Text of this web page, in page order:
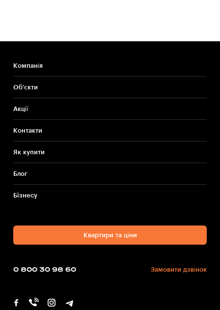
Компанія
Об'єкти
Акції
Контакти
Як купити
Блог
Бiзнесу
Квартири та ціни
0 800 30 98 60 Замовити дзвінок